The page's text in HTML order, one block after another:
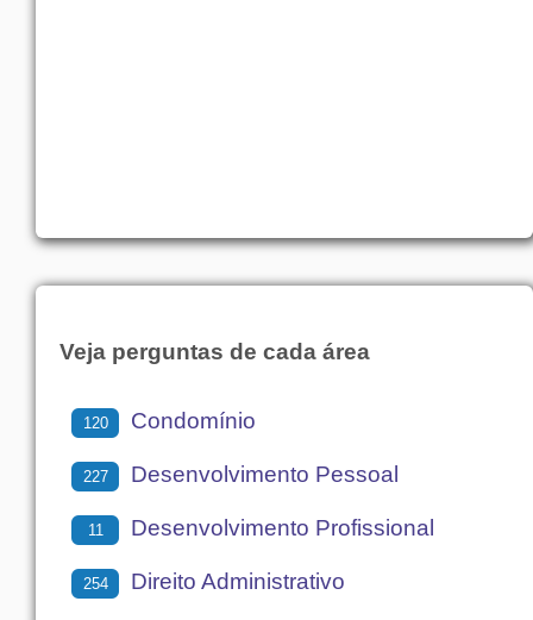
Veja perguntas de cada área
120 Condomínio
227 Desenvolvimento Pessoal
11 Desenvolvimento Profissional
254 Direito Administrativo